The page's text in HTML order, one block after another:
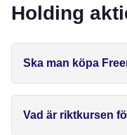
Holding
Ska man köpa
Vad är riktkursen